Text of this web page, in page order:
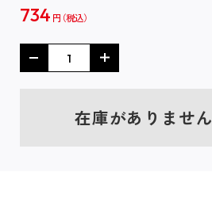
734 円
在庫がありません